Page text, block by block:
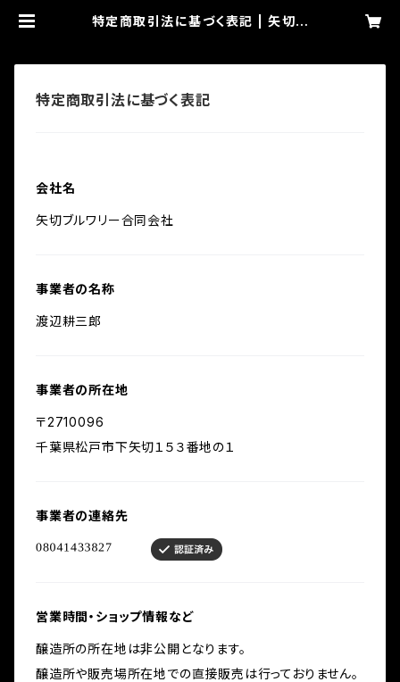
特定商取引法に基づく表記 | 矢切ブ
特定商取引法に基づく表記
会社名
矢切ブルワリー合同会社
事業者の名称
渡辺耕三郎
事業者の所在地
〒2710096
千葉県松戸市下矢切１５３番地の１
事業者の連絡先
営業時間・ショップ情報など
醸造所の所在地は非公開となります。
醸造所や販売場所在地での直接販売は行っておりません。